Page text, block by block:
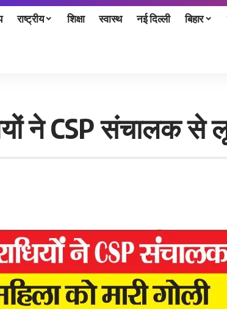
राष्ट्रीय शिक्षा स्वास्थ नई दिल्ली बिहार
ने CSP संचालक से